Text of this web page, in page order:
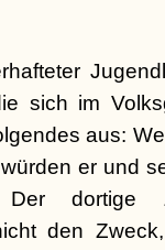
sich im
aus:
er und
dortige
den